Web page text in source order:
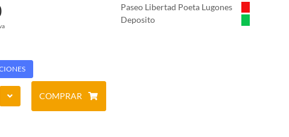
Paseo Libertad Poeta Lugones
Deposito
COMPRAR